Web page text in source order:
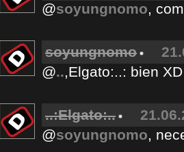
@soyungnomo,
soyungnomo
@..,Elgato:..: bien XD
..:Elgato:..
@soyungnomo,